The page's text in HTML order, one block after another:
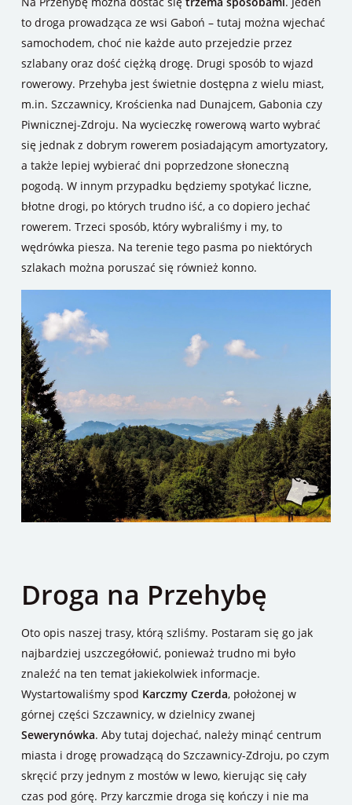
to droga prowadząca ze wsi Gaboń – tutaj można wjechać
samochodem, choć nie każde auto przejedzie przez
szlabany oraz dość ciężką drogę. Drugi sposób to wjazd
rowerowy. Przehyba jest świetnie dostępna z wielu miast,
m.in. Szczawnicy, Krościenka nad Dunajcem, Gabonia czy
Piwnicznej-Zdroju. Na wycieczkę rowerową warto wybrać
się jednak z dobrym rowerem posiadającym amortyzatory,
a także lepiej wybierać dni poprzedzone słoneczną
pogodą. W innym przypadku będziemy spotykać liczne,
błotne drogi, po których trudno iść, a co dopiero jechać
rowerem. Trzeci sposób, który wybraliśmy i my, to
wędrówka piesza. Na terenie tego pasma po niektórych
szlakach można poruszać się również konno.
Droga na Przehybę
Oto opis naszej trasy, którą szliśmy. Postaram się go jak
najbardziej uszczegółowić, ponieważ trudno mi było
znaleźć na ten temat jakiekolwiek informacje.
Wystartowaliśmy spod Karczmy Czerda, położonej w
górnej części Szczawnicy, w dzielnicy zwanej
Sewerynówka. Aby tutaj dojechać, należy minąć centrum
miasta i drogę prowadzącą do Szczawnicy-Zdroju, po czym
skręcić przy jednym z mostów w lewo, kierując się cały
czas pod górę. Przy karczmie droga się kończy i nie ma